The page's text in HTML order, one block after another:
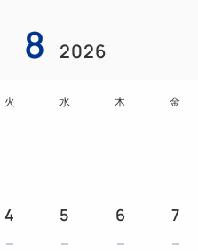
8 2026
火 水 木 金
4 5 6 7